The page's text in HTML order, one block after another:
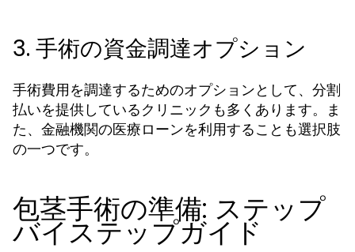
3. 手術の資金調達オプション
手術費用を調達するためのオプションとして、分割
払いを提供しているクリニックも多くあります。ま
た、金融機関の医療ローンを利用することも選択肢
の一つです。
包茎手術の準備: ステップ
バイステップガイド